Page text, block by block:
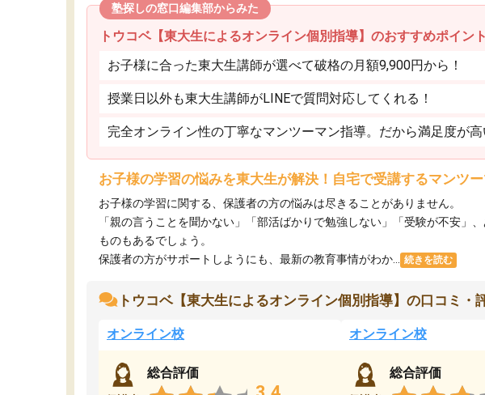
塾探しの窓口編集部からみた
トウコベ【東大生によるオンライン個別指導】のおすすめポイント
お子様に合った東大生講師が選べて破格の月額9,900円から！
授業日以外も東大生講師がLINEで質問対応してくれる！
完全オンライン性の丁寧なマンツーマン指導。だから満足度が高
お子様の学習の悩みを東大生が解決！自宅で受講するマンツ
お子様の学習に関する、保護者の方の悩みは尽きることがありません。
「親の言うことを聞かない」「部活ばかりで勉強しない」「受験が不安
ものもあるでしょう。
保護者の方がサポートしようにも、最新の教育事情がわか...
続きを読む
トウコベ【東大生によるオンライン個別指導】の口コミ・
オンライン校
総合評価
オンライン校
総合評価